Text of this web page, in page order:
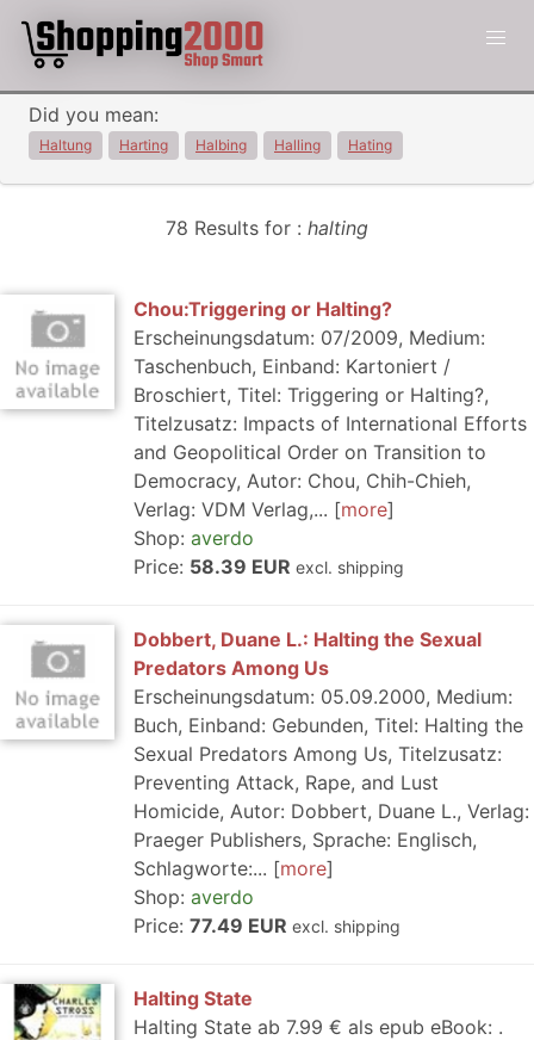
Did you mean:
Haltung Harting Halbing Halling Hating
78 Results for : halting
Chou:Triggering or Halting?
Erscheinungsdatum: 07/2009, Medium:
Taschenbuch, Einband: Kartoniert /
Broschiert, Titel: Triggering or Halting?,
Titelzusatz: Impacts of International Efforts
and Geopolitical Order on Transition to
Democracy, Autor: Chou, Chih-Chieh,
Verlag: VDM Verlag,...
more
Shop: averdo
Price: 58.39 EUR excl. shipping
Dobbert, Duane L.: Halting the Sexual
Predators Among Us
Erscheinungsdatum: 05.09.2000, Medium:
Buch, Einband: Gebunden, Titel: Halting the
Sexual Predators Among Us, Titelzusatz:
Preventing Attack, Rape, and Lust
Homicide, Autor: Dobbert, Duane L., Verlag:
Praeger Publishers, Sprache: Englisch,
Schlagworte:...
more
Shop: averdo
Price: 77.49 EUR excl. shipping
Halting State
Halting State ab 7.99 € als epub eBook: .